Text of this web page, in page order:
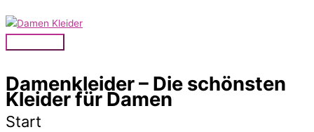
Inhalt
Hauptmenü
Damenkleider – Die schönsten
Kleider für Damen
Start